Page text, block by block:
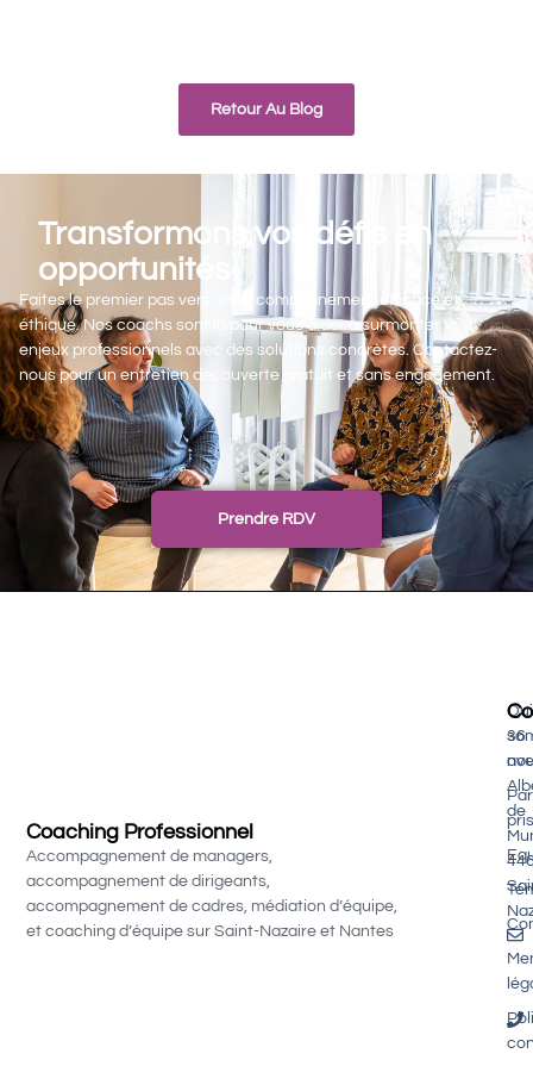
Retour Au Blog
Transformons vos défis en
opportunités
Faites le premier pas vers un accompagnement efficace et
éthique. Nos coachs sont là pour vous aider à surmonter vos
enjeux professionnels avec des solutions concrètes. Contactez-
nous pour un entretien découverte gratuit et sans engagement.
Prendre RDV
Coaching Professionnel
Accompagnement de managers,
accompagnement de dirigeants,
accompagnement de cadres, médiation d’équipe,
et coaching d’équipe sur Saint-Nazaire et Nantes
Qui
pris
36
de